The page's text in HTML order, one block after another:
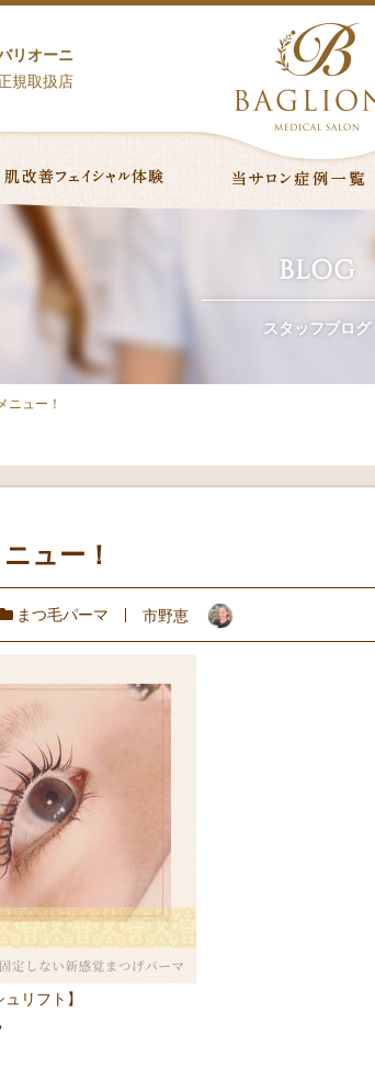
リオーニ
規取扱店
BLOG
スタッフブログ
ニュー！
ュー！
まつ毛パーマ 市野恵
リフト】